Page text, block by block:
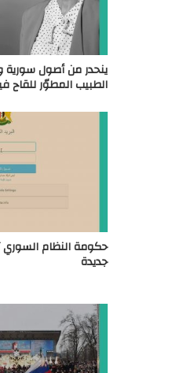
ينحدر من أصول سورية
الطبيب المطوّر للقاح
حكومة النظام السوري
جديدة